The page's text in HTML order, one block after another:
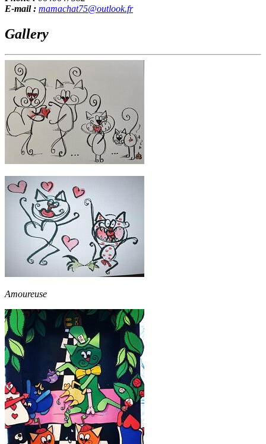
E-mail : mamachat75@outlook.fr
Gallery
Amoureuse